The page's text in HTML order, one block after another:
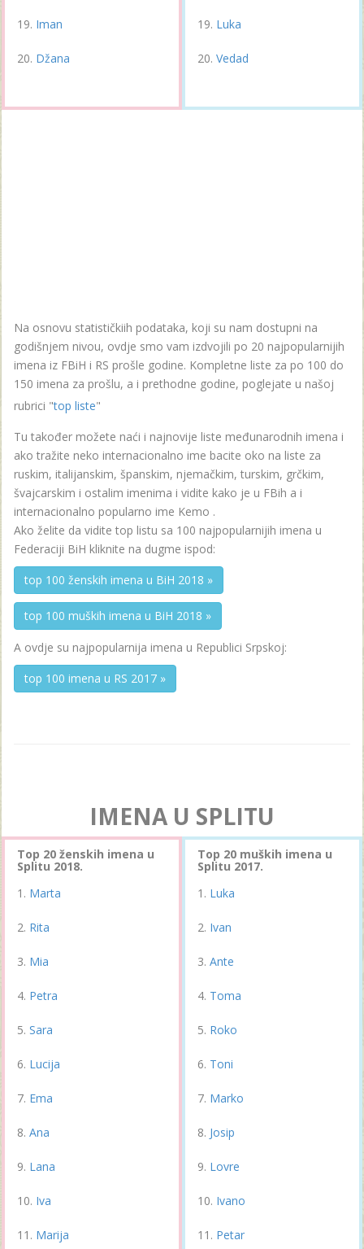
Iman
Džana
Luka
Vedad
Na osnovu statističkiih podataka, koji su nam dostupni na
godišnjem nivou, ovdje smo vam izdvojili po 20 najpopularnijih
imena iz FBiH i RS prošle godine. Kompletne liste za po 100 do
150 imena za prošlu, a i prethodne godine, poglejate u našoj
rubrici "top liste"
Tu također možete naći i najnovije liste međunarodnih imena i
ako tražite neko internacionalno ime bacite oko na liste za
ruskim, italijanskim, španskim, njemačkim, turskim, grčkim,
švajcarskim i ostalim imenima i vidite kako je u FBih a i
internacionalno popularno ime Kemo .
Ako želite da vidite top listu sa 100 najpopularnijih imena u
Federaciji BiH kliknite na dugme ispod:
top 100 ženskih imena u BiH 2018 »
top 100 muških imena u BiH 2018 »
A ovdje su najpopularnija imena u Republici Srpskoj:
top 100 imena u RS 2017 »
IMENA U SPLITU
Top 20 ženskih imena u
Splitu 2018.
Marta
Rita
Mia
Petra
Sara
Lucija
Ema
Ana
Lana
Iva
Marija
Top 20 muških imena u
Splitu 2017.
Luka
Ivan
Ante
Toma
Roko
Toni
Marko
Josip
Lovre
Ivano
Petar